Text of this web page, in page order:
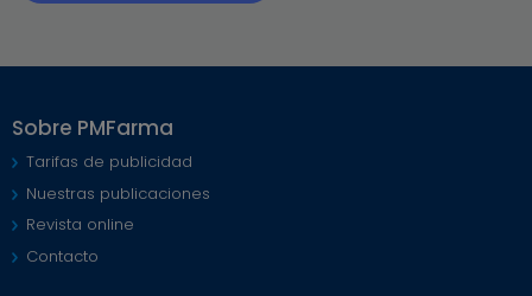
Sobre PMFarma
Tarifas de publicidad
Nuestras publicaciones
Revista online
Contacto